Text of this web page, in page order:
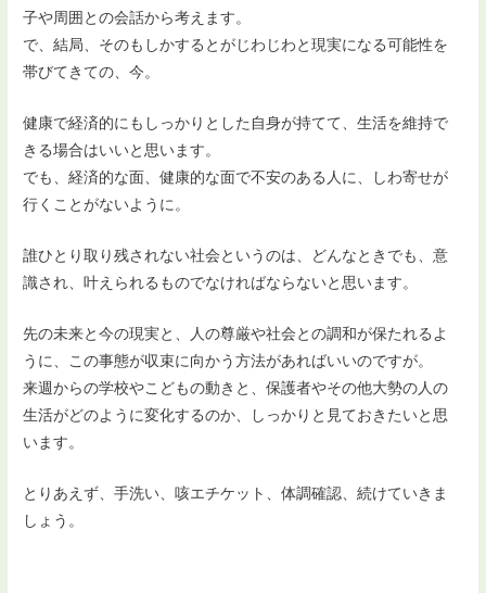
子や周囲との会話から考えます。
で、結局、そのもしかするとがじわじわと現実になる可能性を
帯びてきての、今。
健康で経済的にもしっかりとした自身が持てて、生活を維持で
きる場合はいいと思います。
でも、経済的な面、健康的な面で不安のある人に、しわ寄せが
行くことがないように。
誰ひとり取り残されない社会というのは、どんなときでも、意
識され、叶えられるものでなければならないと思います。
先の未来と今の現実と、人の尊厳や社会との調和が保たれるよ
うに、この事態が収束に向かう方法があればいいのですが。
来週からの学校やこどもの動きと、保護者やその他大勢の人の
生活がどのように変化するのか、しっかりと見ておきたいと思
います。
とりあえず、手洗い、咳エチケット、体調確認、続けていきま
しょう。